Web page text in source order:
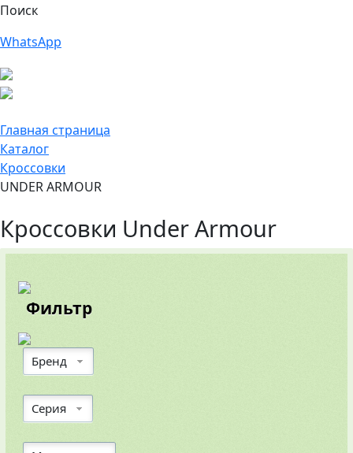
Поиск
WhatsApp
Главная страница
Каталог
Кроссовки
UNDER ARMOUR
Кроссовки Under Armour
Фильтр
Бренд
Серия